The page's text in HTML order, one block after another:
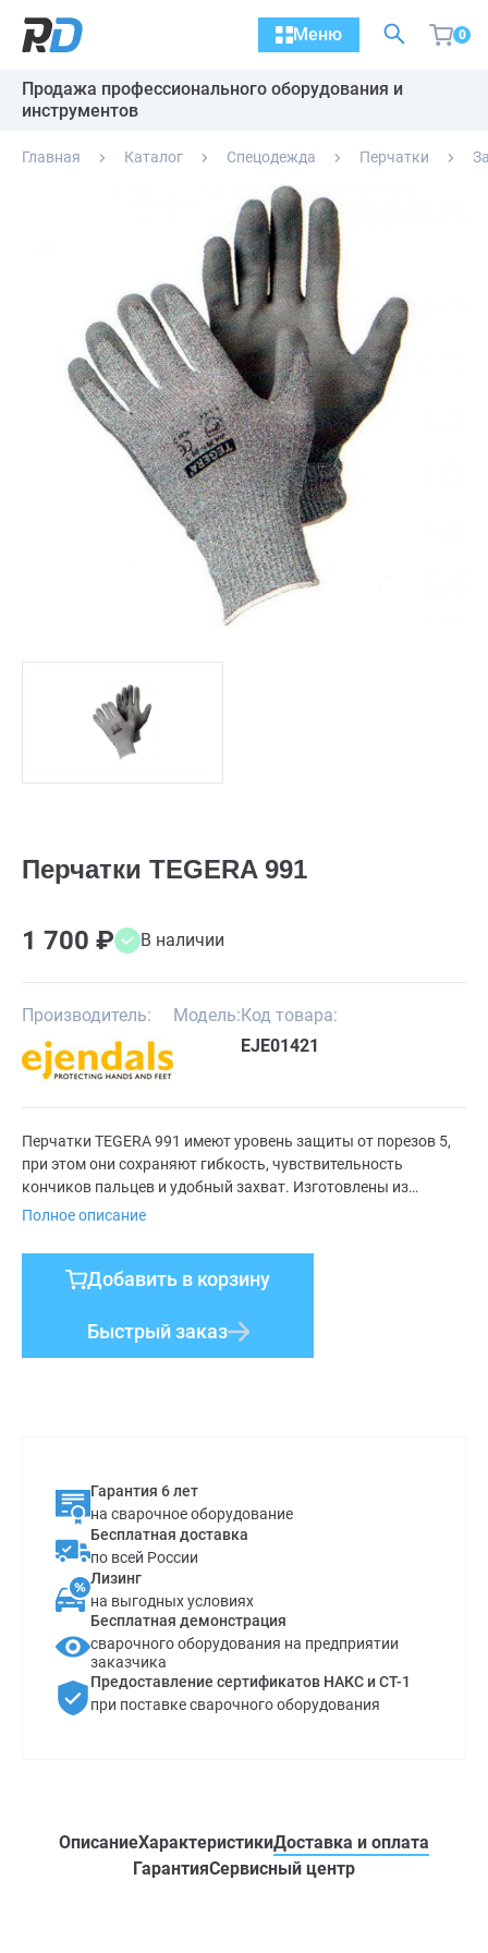
Меню 0
Продажа профессионального оборудования и
инструментов
Главная Каталог Спецодежда Перчатки
Перчатки TEGERA 991
1 700 ₽ В наличии
Производитель: Модель:Код товара:
EJE01421
Перчатки TEGERA 991 имеют уровень защиты от порезов 5,
при этом они сохраняют гибкость, чувствительность
кончиков пальцев и удобный захват. Изготовлены из
волокна Dyneema®. Машинная стирка при температуре 60°C.
Полное описание
Добавить в корзину
Быстрый заказ
Гарантия 6 лет
на сварочное оборудование
Бесплатная доставка
по всей России
Лизинг
на выгодных условиях
Бесплатная демонстрация
сварочного оборудования на предприятии
заказчика
Предоставление сертификатов НАКС и СТ-1
при поставке сварочного оборудования
ОписаниеХарактеристикиДоставка и оплата
ГарантияСервисный центр